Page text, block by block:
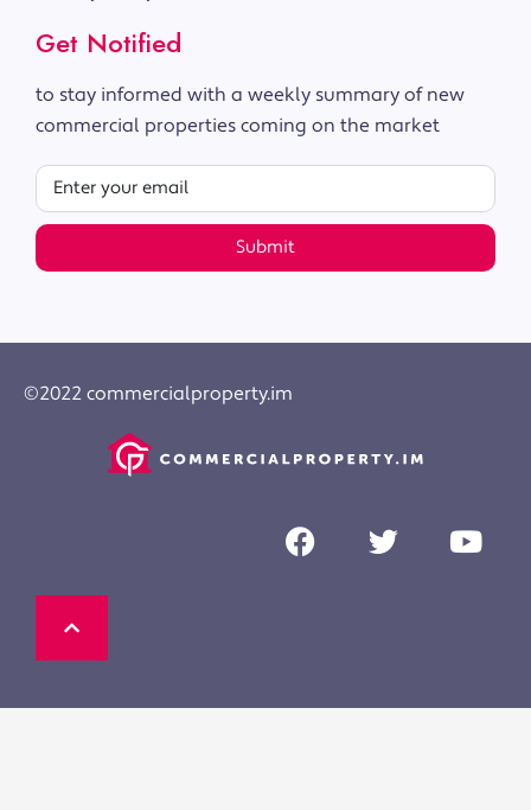
Get Notified
to stay informed with a weekly summary of new
commercial properties coming on the market
Submit
©2022 commercialproperty.im